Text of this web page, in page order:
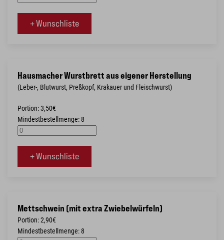
+ Wunschliste
Hausmacher Wurstbrett aus eigener Herstellung
(Leber-, Blutwurst, Preßkopf, Krakauer und Fleischwurst)
Portion: 3,50€
Mindestbestellmenge: 8
+ Wunschliste
Mettschwein (mit extra Zwiebelwürfeln)
Portion: 2,90€
Mindestbestellmenge: 8